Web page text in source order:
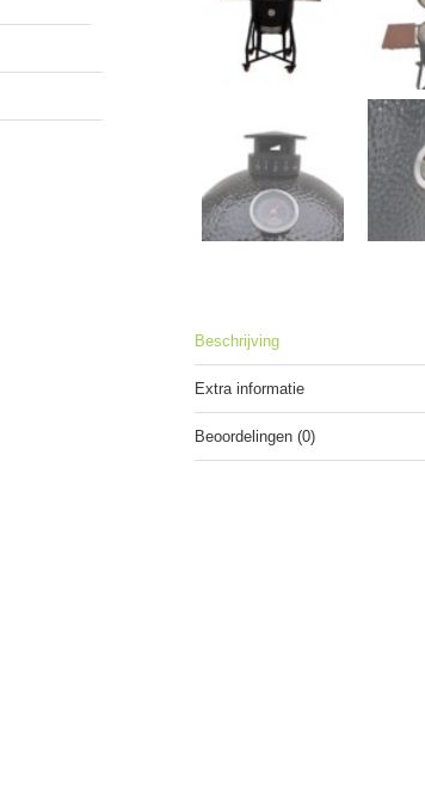
Beschrijving
Extra informatie
Beoordelingen (0)